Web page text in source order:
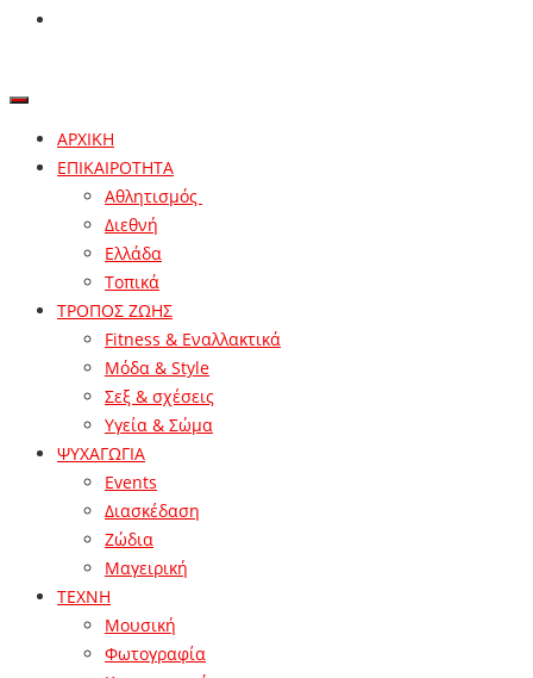
ΑΡΧΙΚΗ
ΕΠΙΚΑΙΡΟΤΗΤΑ
Αθλητισμός
Διεθνή
Ελλάδα
Τοπικά
ΤΡΟΠΟΣ ΖΩΗΣ
Fitness & Εναλλακτικά
Μόδα & Style
Σεξ & σχέσεις
Υγεία & Σώμα
ΨΥΧΑΓΩΓΙΑ
Events
Διασκέδαση
Ζώδια
Μαγειρική
ΤΕΧΝΗ
Μουσική
Φωτογραφία